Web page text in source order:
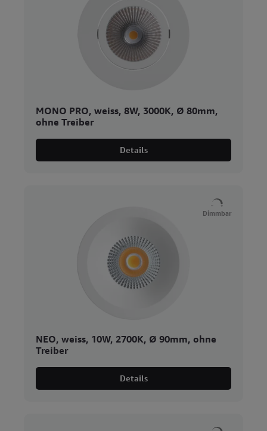
MONO PRO, weiss, 8W, 3000K, Ø 80mm,
ohne Treiber
Details
Dimmbar
NEO, weiss, 10W, 2700K, Ø 90mm, ohne
Treiber
Details